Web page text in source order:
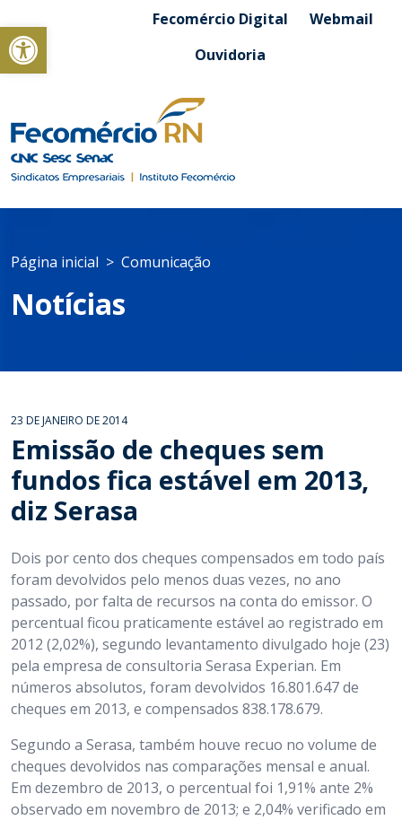
Abrir a barra de ferramentasFecomércio Digital
Webmail
Ouvidoria
Página inicial Comunicação
Notícias
23 DE JANEIRO DE 2014
Emissão de cheques sem
fundos fica estável em 2013,
diz Serasa
Dois por cento dos cheques compensados em todo país
foram devolvidos pelo menos duas vezes, no ano
passado, por falta de recursos na conta do emissor. O
percentual ficou praticamente estável ao registrado em
2012 (2,02%), segundo levantamento divulgado hoje (23)
pela empresa de consultoria Serasa Experian. Em
números absolutos, foram devolvidos 16.801.647 de
cheques em 2013, e compensados 838.178.679.
Segundo a Serasa, também houve recuo no volume de
cheques devolvidos nas comparações mensal e anual.
Em dezembro de 2013, o percentual foi 1,91% ante 2%
observado em novembro de 2013; e 2,04% verificado em